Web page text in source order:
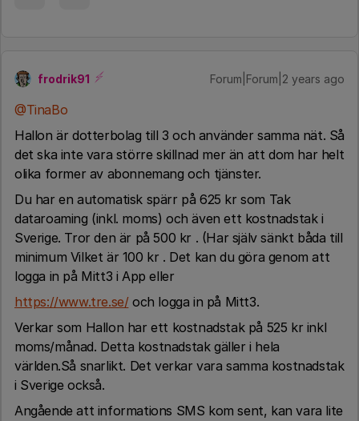
frodrik91 Forum|Forum|2 years ago
@TinaBo
Hallon är dotterbolag till 3 och använder samma nät. Så
det ska inte vara större skillnad mer än att dom har helt
olika former av abonnemang och tjänster.
Du har en automatisk spärr på 625 kr som Tak
dataroaming (inkl. moms) och även ett kostnadstak i
Sverige. Tror den är på 500 kr . (Har själv sänkt båda till
minimum Vilket är 100 kr . Det kan du göra genom att
logga in på Mitt3 i App eller
https://www.tre.se/och logga in på Mitt3.
Verkar som Hallon har ett kostnadstak på 525 kr inkl
moms/månad. Detta kostnadstak gäller i hela
världen.Så snarlikt. Det verkar vara samma kostnadstak
i Sverige också.
Angående att informations SMS kom sent, kan vara lite